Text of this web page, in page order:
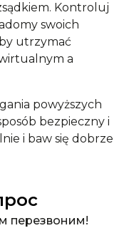
Kontroluj
swoich
utrzymać
a
powyższych
bezpieczny i
i baw się dobrze
перезвоним!